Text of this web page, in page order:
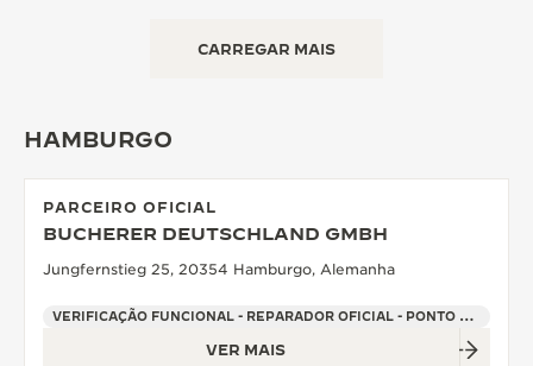
CARREGAR MAIS
HAMBURGO
PARCEIRO OFICIAL
BUCHERER DEUTSCHLAND GMBH
Jungfernstieg 25, 20354 Hamburgo, Alemanha
VERIFICAÇÃO FUNCIONAL - REPARADOR OFICIAL - PONTO DE VENDAS
VER MAIS